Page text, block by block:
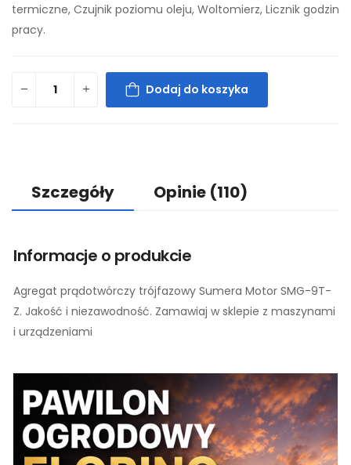
termiczne, Czujnik poziomu oleju, Woltomierz, Licznik godzin
pracy.
Dodaj do koszyka
Szczegóły Opinie (110)
Informacje o produkcie
Agregat prądotwórczy trójfazowy Sumera Motor SMG-9T-
Z. Jakość i niezawodność. Zamawiaj w sklepie z maszynami
i urządzeniami